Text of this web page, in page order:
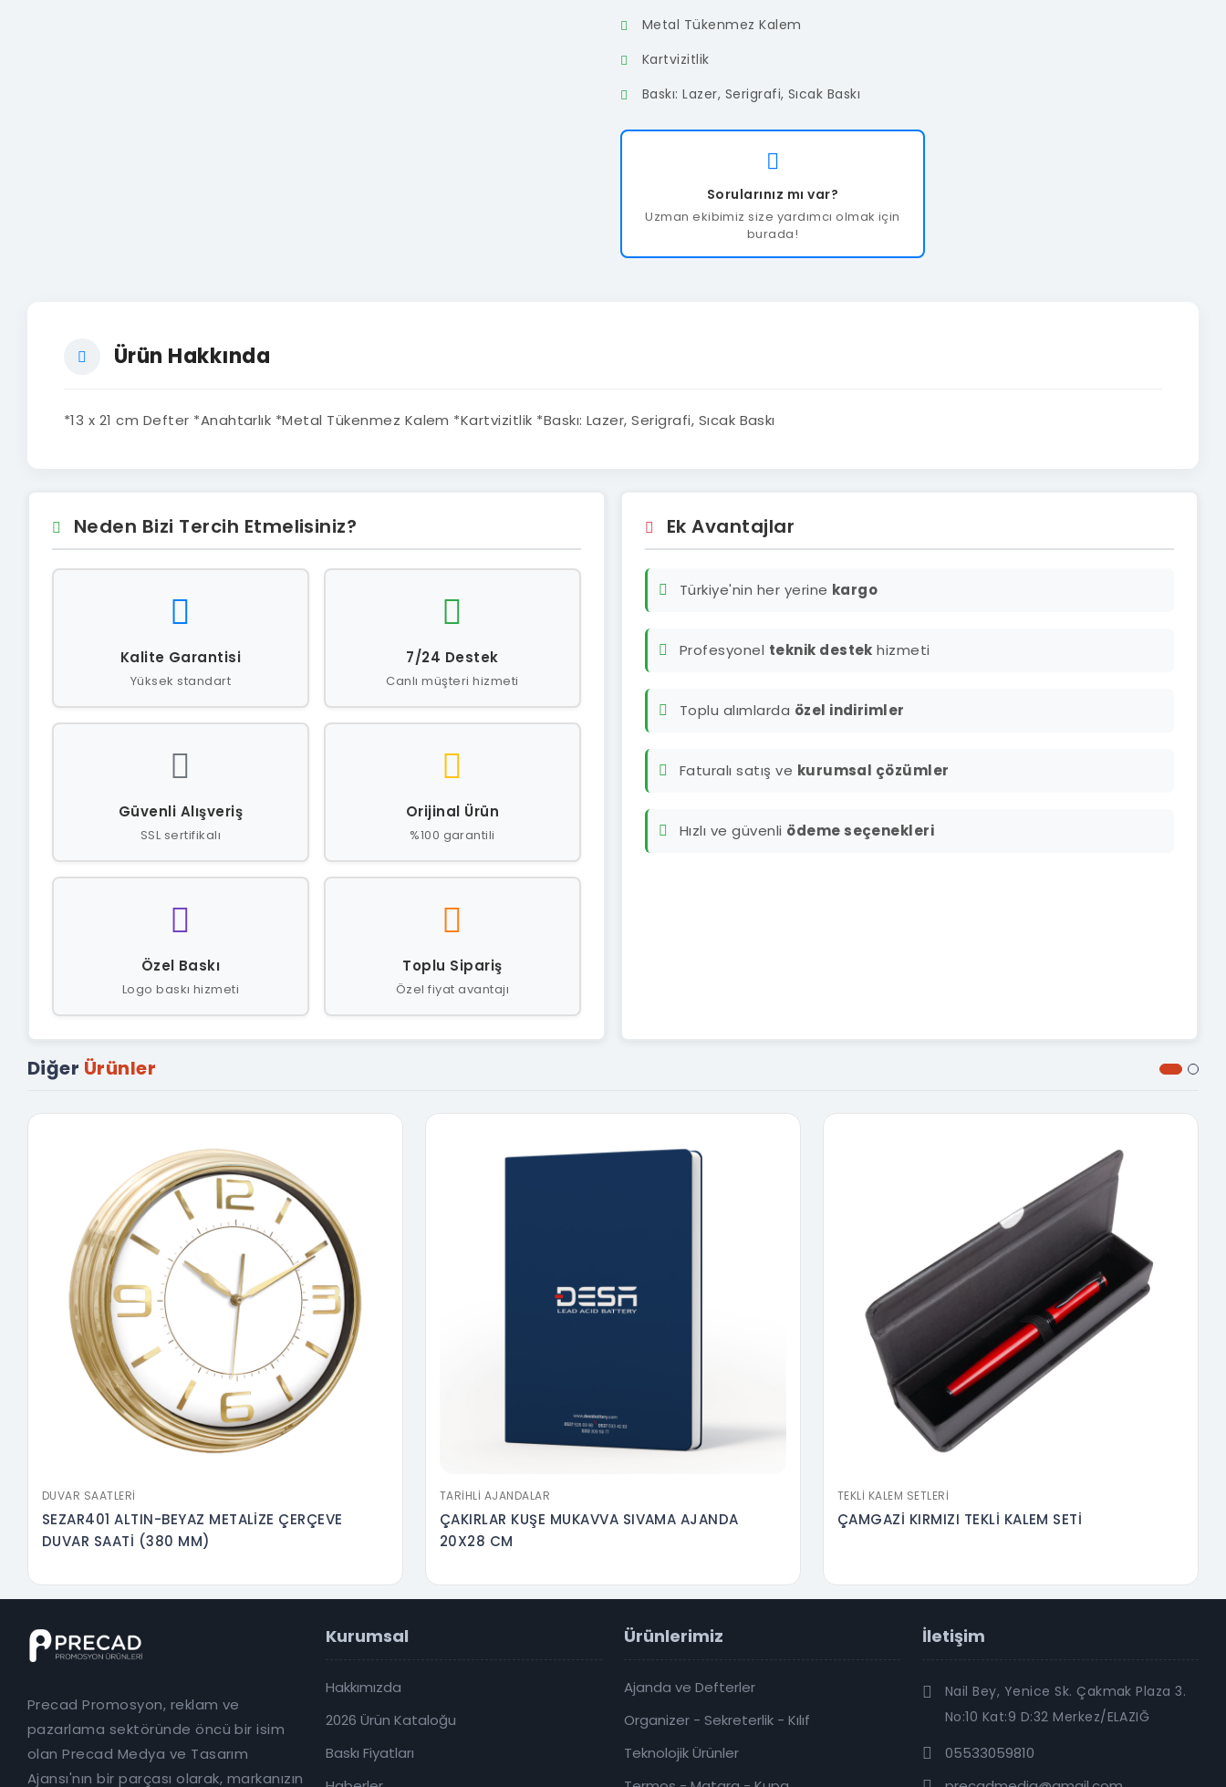
Metal Tükenmez Kalem
Kartvizitlik
Baskı: Lazer, Serigrafi, Sıcak Baskı
Sorularınız mı var?
Uzman ekibimiz size yardımcı olmak için
burada!
Ürün Hakkında
*13 x 21 cm Defter *Anahtarlık *Metal Tükenmez Kalem *Kartvizitlik *Baskı: Lazer, Serigrafi, Sıcak Baskı
Neden Bizi Tercih Etmelisiniz?
Kalite Garantisi
Yüksek standart
7/24 Destek
Canlı müşteri hizmeti
Güvenli Alışveriş
SSL sertifikalı
Orijinal Ürün
%100 garantili
Özel Baskı
Logo baskı hizmeti
Toplu Sipariş
Özel fiyat avantajı
Ek Avantajlar
Türkiye'nin her yerine kargo
Profesyonel teknik destek hizmeti
Toplu alımlarda özel indirimler
Faturalı satış ve kurumsal çözümler
Hızlı ve güvenli ödeme seçenekleri
Diğer Ürünler
DUVAR SAATLERI
SEZAR401 ALTIN-BEYAZ METALİZE ÇERÇEVE
DUVAR SAATİ (380 MM)
TARIHLI AJANDALAR
ÇAKIRLAR KUŞE MUKAVVA SIVAMA AJANDA
20X28 CM
TEKLI KALEM SETLERI
ÇAMGAZİ KIRMIZI TEKLİ KALEM SETİ
Precad Promosyon, reklam ve
pazarlama sektöründe öncü bir isim
olan Precad Medya ve Tasarım
Ajansı'nın bir parçası olarak, markanızın
Kurumsal
Hakkımızda
2026 Ürün Kataloğu
Baskı Fiyatları
Ürünlerimiz
Ajanda ve Defterler
Organizer - Sekreterlik - Kılıf
Teknolojik Ürünler
İletişim
Nail Bey, Yenice Sk. Çakmak Plaza 3.
No:10 Kat:9 D:32 Merkez/ELAZIĞ
05533059810